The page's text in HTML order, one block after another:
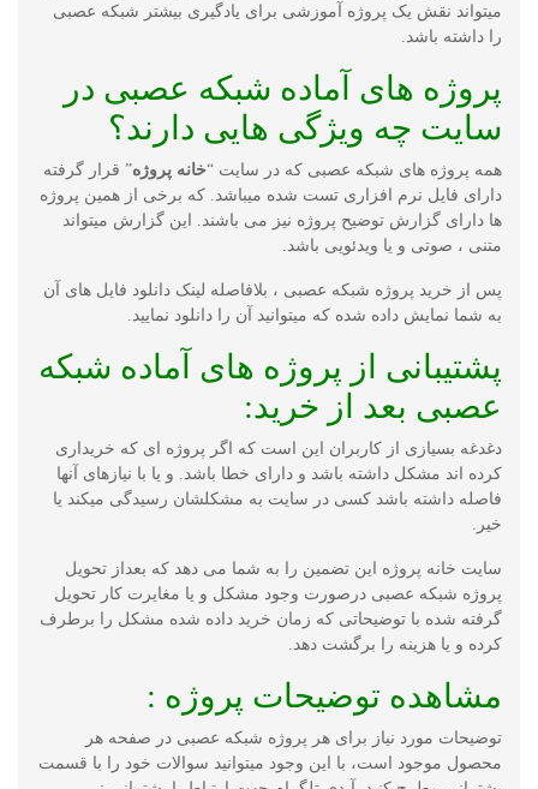
میتواند نقش یک پروژه آموزشی برای یادگیری بیشتر شبکه عصبی
را داشته باشد.
پروژه های آماده شبکه عصبی در
سایت چه ویژگی هایی دارند؟
همه پروژه های شبکه عصبی که در سایت “خانه پروژه” قرار گرفته
دارای فایل نرم افزاری تست شده میباشد. که برخی از همین پروژه
ها دارای گزارش توضیح پروژه نیز می باشند. این گزارش میتواند
متنی ، صوتی و یا ویدئویی باشد.
پس از خرید پروژه شبکه عصبی ، بلافاصله لینک دانلود فایل های آن
به شما نمایش داده شده که میتوانید آن را دانلود نمایید.
پشتیبانی از پروژه های آماده شبکه
عصبی بعد از خرید:
دغدغه بسیازی از کاربران این است که اگر پروژه ای که خریداری
کرده اند مشکل داشته باشد و دارای خطا باشد. و یا با نیازهای آنها
فاصله داشته باشد کسی در سایت به مشکلشان رسیدگی میکند یا
خیر.
سایت خانه پروژه این تضمین را به شما می دهد که بعداز تحویل
پروژه شبکه عصبی درصورت وجود مشکل و یا مغایرت کار تحویل
گرفته شده با توضیحاتی که زمان خرید داده شده مشکل را برطرف
کرده و یا هزینه را برگشت دهد.
مشاهده توضیحات پروژه :
توضیحات مورد نیاز برای هر پروژه شبکه عصبی در صفحه هر
محصول موجود است، با این وجود میتوانید سوالات خود را با قسمت